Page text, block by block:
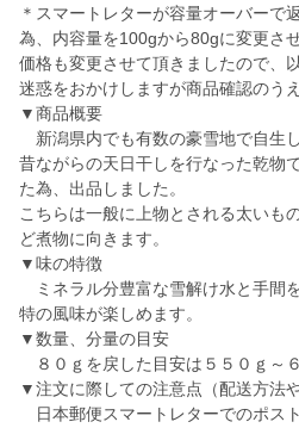
＊スマートレターが容量オーバーで
為、内容量を100gから80gに変更さ
価格も変更させて頂きましたので、
迷惑をおかけしますが商品確認のう
▼商品概要
新潟県内でも有数の豪雪地で自生
昔ながらの天日干しを行なった乾物
た為、出品しました。
こちらは一般に上物とされる太いも
ど煮物に向きます。
▼味の特徴
ミネラル分豊富な雪解け水と手間
特の風味が楽しめます。
▼数量、分量の目安
８０ｇを戻した目安は５５０ｇ～
▼注文に際しての注意点（配送方法
日本郵便スマートレターでのポス